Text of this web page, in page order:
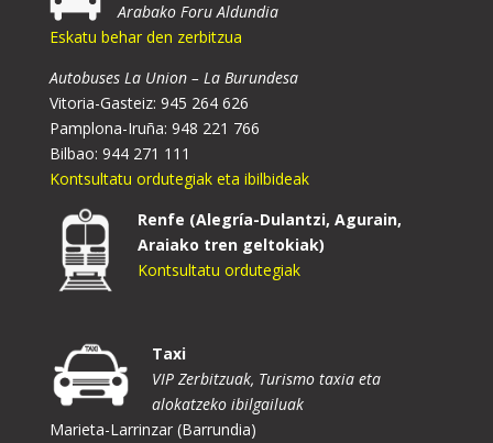
Arabako Foru Aldundia
Eskatu behar den zerbitzua
Autobuses La Union – La Burundesa
Vitoria-Gasteiz: 945 264 626
Pamplona-Iruña: 948 221 766
Bilbao: 944 271 111
Kontsultatu ordutegiak eta ibilbideak
Renfe (Alegría-Dulantzi, Agurain,
Araiako tren geltokiak)
Kontsultatu ordutegiak
Taxi
VIP Zerbitzuak, Turismo taxia eta
alokatzeko ibilgailuak
Marieta-Larrinzar (Barrundia)